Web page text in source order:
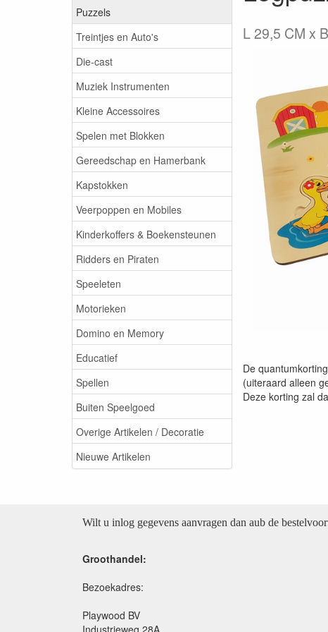
Puzzels
Treintjes en Auto's
Die-cast
Muziek Instrumenten
Kleine Accessoires
Spelen met Blokken
Gereedschap en Hamerbank
Kapstokken
Veerpoppen en Mobiles
Kinderkoffers & Boekensteunen
Ridders en Piraten
Speeleten
Motorieken
Domino en Memory
Educatief
Spellen
Buiten Speelgoed
Overige Artikelen / Decoratie
Nieuwe Artikelen
L 29,5 CM x
De
(uiteraard alleen
Deze korting zal
Wilt u inlog gegevens aanvragen dan aub de
Groothandel:
Bezoekadres:
Playwood BV
Industrieweg 28A